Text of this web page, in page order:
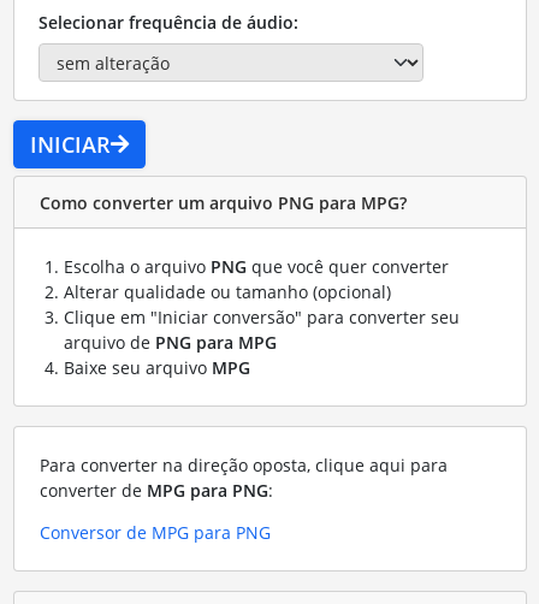
Selecionar frequência de áudio:
INICIAR
Como converter um arquivo PNG para MPG?
Escolha o arquivo PNG que você quer converter
Alterar qualidade ou tamanho (opcional)
Clique em "Iniciar conversão" para converter seu
arquivo de PNG para MPG
Baixe seu arquivo MPG
Para converter na direção oposta, clique aqui para
converter de MPG para PNG:
Conversor de MPG para PNG